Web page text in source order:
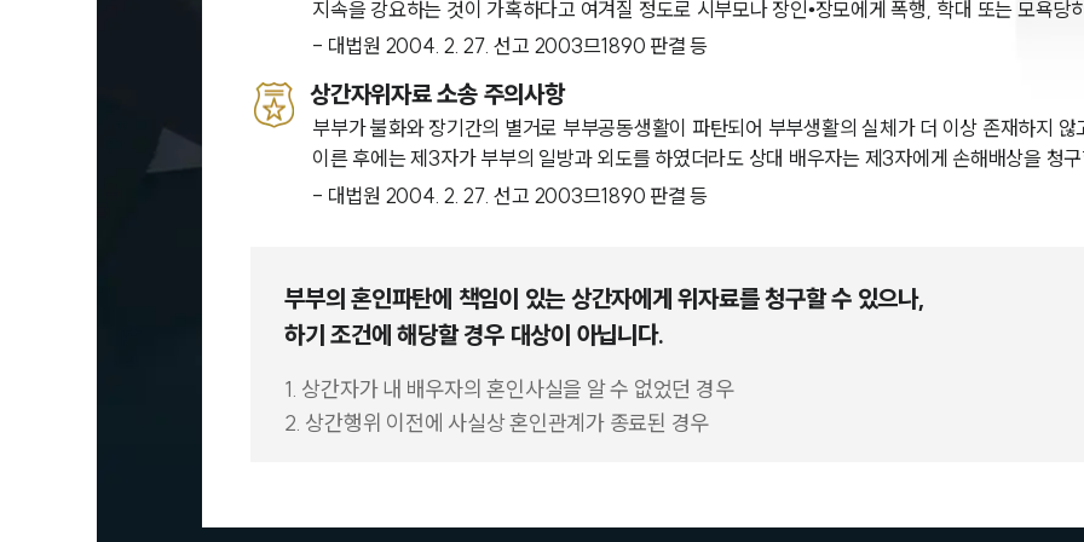
지속을 강요하는 것이 가혹하다고 여겨질 정도로 시부모나 장인•장모에게 폭행, 학대 또는 모욕당
- 대법원 2004. 2. 27. 선고 2003므1890 판결 등
상간자위자료 소송 주의사항
부부가 불화와 장기간의 별거로 부부공동생활이 파탄되어 부부생활의 실체가 더 이상 존재하지
이른 후에는 제3자가 부부의 일방과 외도를 하였더라도 상대 배우자는 제3자에게 손해배상을 청
- 대법원 2004. 2. 27. 선고 2003므1890 판결 등
부부의 혼인파탄에 책임이 있는 상간자에게 위자료를 청구할 수 있으나,
하기 조건에 해당할 경우 대상이 아닙니다.
1. 상간자가 내 배우자의 혼인사실을 알 수 없었던 경우
2. 상간행위 이전에 사실상 혼인관계가 종료된 경우